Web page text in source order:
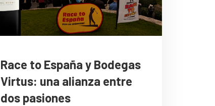
Race to España y Bodegas
Virtus: una alianza entre
dos pasiones